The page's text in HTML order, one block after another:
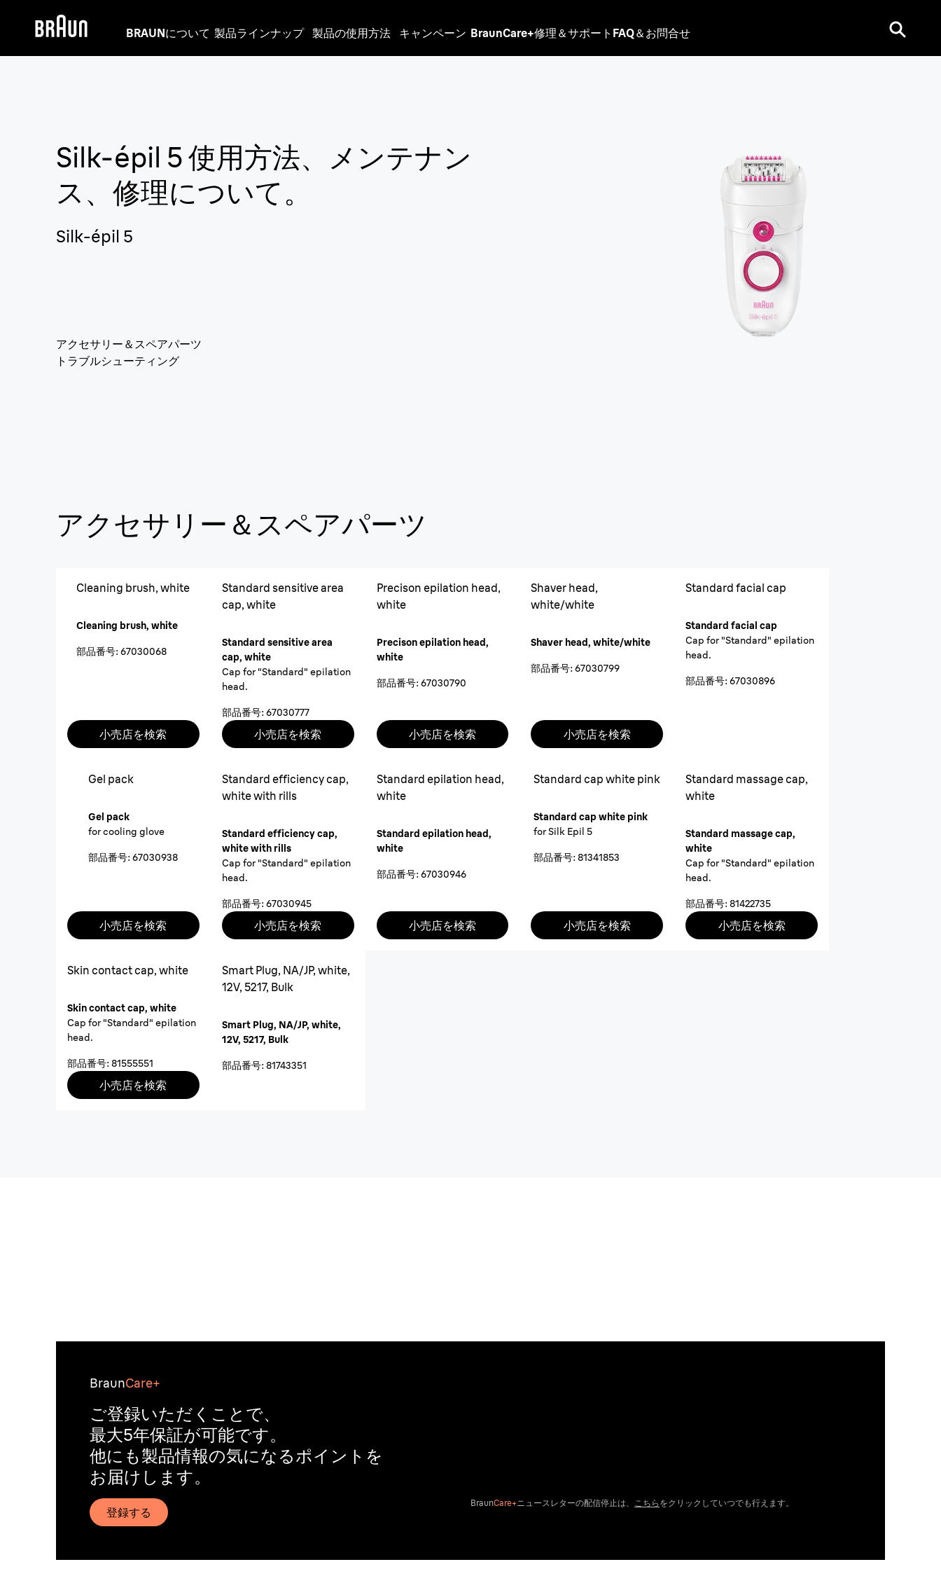
BRAUNについて 製品ラインナップ 製品の使用方法 キャンペーン BraunCare+修理＆サポート FAQ＆お問合せ
Silk-épil 5使用方法、メンテナン
ス、修理について。
Silk-épil 5
アクセサリー＆スペアパーツ
トラブルシューティング
アクセサリー＆スペアパーツ
Cleaning brush, white
Cleaning brush, white
部品番号:67030068
小売店を検索
Standard sensitive area
cap, white
Standard sensitive area
cap, white
Cap for "Standard" epilation
head.
部品番号: 67030777
小売店を検索
Precison epilation head,
white
Precison epilation head,
white
部品番号: 67030790
小売店を検索
Shaver head,
white/white
Shaver head, white/white
部品番号:67030799
小売店を検索
Standard facial cap
Standard facial cap
Cap for "Standard" epilation
head.
部品番号:67030896
Gel pack
Gel pack
for cooling glove
部品番号:67030938
小売店を検索
Standard efficiency cap,
white with rills
Standard efficiency cap,
white with rills
Cap for "Standard" epilation
head.
部品番号: 67030945
小売店を検索
Standard epilation head,
white
Standard epilation head,
white
部品番号: 67030946
小売店を検索
Standard cap white pink
Standard cap white pink
for Silk Epil 5
部品番号:81341853
小売店を検索
Standard massage cap,
white
Standard massage cap,
white
Cap for "Standard" epilation
head.
部品番号:81422735
小売店を検索
Skin contact cap, white
Skin contact cap, white
Cap for "Standard" epilation
head.
部品番号: 81555551
小売店を検索
Smart Plug, NA/JP, white,
12V, 5217, Bulk
Smart Plug, NA/JP, white,
12V, 5217, Bulk
部品番号: 81743351
BraunCare+
ご登録いただくことで、
最大5年保証が可能です。
他にも製品情報の気になるポイントを
お届けします。
登録する
BraunCare+ニュースレターの配信停止は、 こちら をクリックしていつでも行えます。